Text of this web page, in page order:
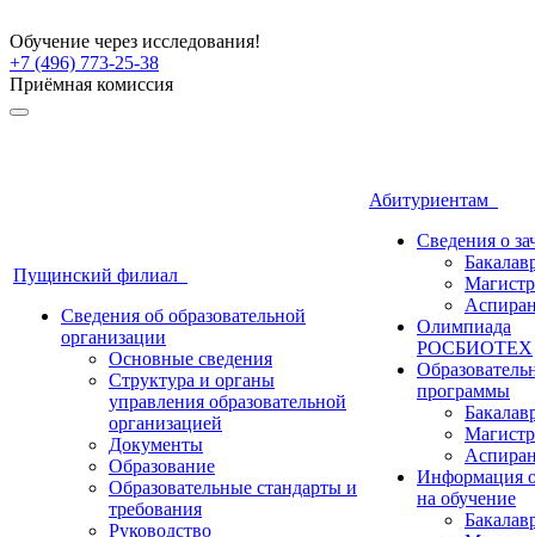
Обучение через исследования!
+7 (496) 773-25-38
Приёмная комиссия
Пущинский филиал
Сведения об образовательной
организации
Основные сведения
Структура и органы
управления образовательной
организацией
Документы
Образование
Образовательные стандарты и
требования
Руководство
Абитуриентам
Сведения о
Олимпиада
РОСБИОТЕХ
программы
Информация
на обучение